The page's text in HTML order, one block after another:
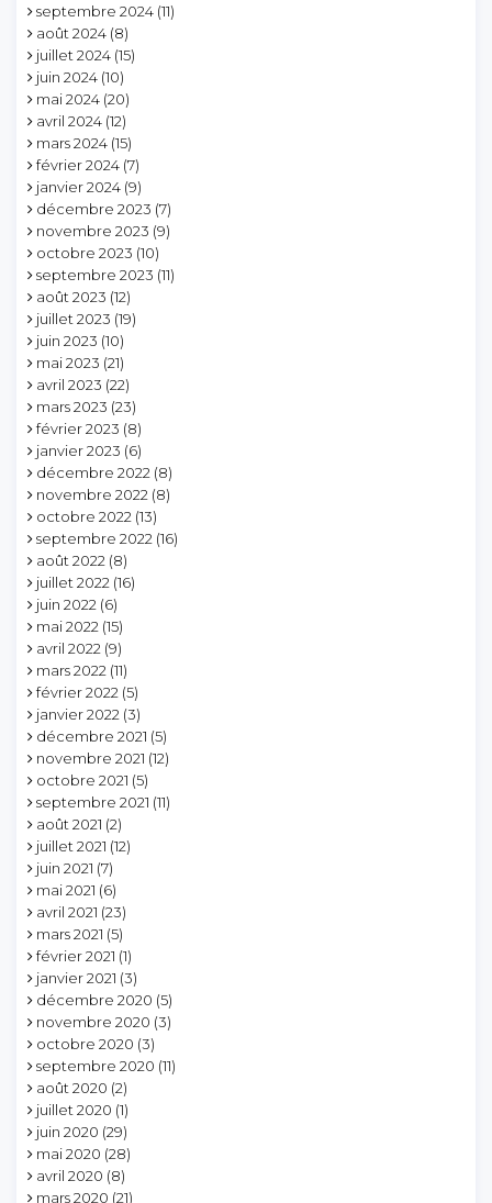
septembre 2024 (11)
août 2024 (8)
juillet 2024 (15)
juin 2024 (10)
mai 2024 (20)
avril 2024 (12)
mars 2024 (15)
février 2024 (7)
janvier 2024 (9)
décembre 2023 (7)
novembre 2023 (9)
octobre 2023 (10)
septembre 2023 (11)
août 2023 (12)
juillet 2023 (19)
juin 2023 (10)
mai 2023 (21)
avril 2023 (22)
mars 2023 (23)
février 2023 (8)
janvier 2023 (6)
décembre 2022 (8)
novembre 2022 (8)
octobre 2022 (13)
septembre 2022 (16)
août 2022 (8)
juillet 2022 (16)
juin 2022 (6)
mai 2022 (15)
avril 2022 (9)
mars 2022 (11)
février 2022 (5)
janvier 2022 (3)
décembre 2021 (5)
novembre 2021 (12)
octobre 2021 (5)
septembre 2021 (11)
août 2021 (2)
juillet 2021 (12)
juin 2021 (7)
mai 2021 (6)
avril 2021 (23)
mars 2021 (5)
février 2021 (1)
janvier 2021 (3)
décembre 2020 (5)
novembre 2020 (3)
octobre 2020 (3)
septembre 2020 (11)
août 2020 (2)
juillet 2020 (1)
juin 2020 (29)
mai 2020 (28)
avril 2020 (8)
mars 2020 (21)